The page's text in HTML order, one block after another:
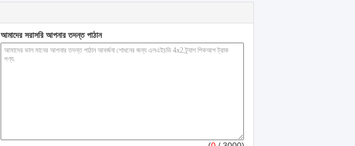
আমাদের সরাসরি আপনার তদন্ত পাঠান